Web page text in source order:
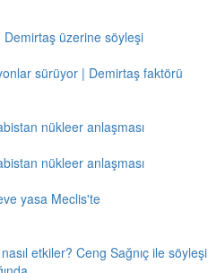
üzerine söyleşi
sürüyor | Demirtaş faktörü
nükleer anlaşması
nükleer anlaşması
yasa Meclis'te
etkiler? Ceng Sağnıç ile söyleşi